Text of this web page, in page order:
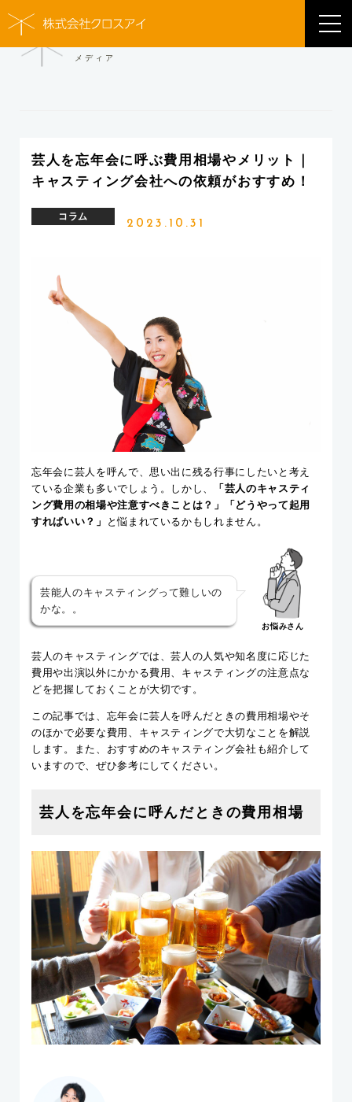
MEDIA
メディア
芸人を忘年会に呼ぶ費用相場やメリット｜
キャスティング会社への依頼がおすすめ！
コラム
2023.10.31
忘年会に芸人を呼んで、思い出に残る行事にしたいと考え
ている企業も多いでしょう。しかし、
「芸人のキャスティ
ング費用の相場や注意すべきことは？」「どうやって起用
すればいい？」
と悩まれているかもしれません。
芸能人のキャスティングって難しいの
かな。。
お悩みさん
芸人のキャスティングでは、芸人の人気や知名度に応じた
費用や出演以外にかかる費用、キャスティングの注意点な
どを把握しておくことが大切です。
この記事では、忘年会に芸人を呼んだときの費用相場やそ
のほかで必要な費用、キャスティングで大切なことを解説
します。また、おすすめのキャスティング会社も紹介して
いますので、ぜひ参考にしてください。
芸人を忘年会に呼んだときの費用相場